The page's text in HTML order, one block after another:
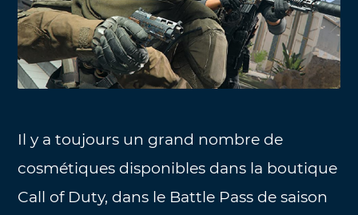
Il y a toujours un grand nombre de
cosmétiques disponibles dans la boutique
Call of Duty, dans le Battle Pass de saison